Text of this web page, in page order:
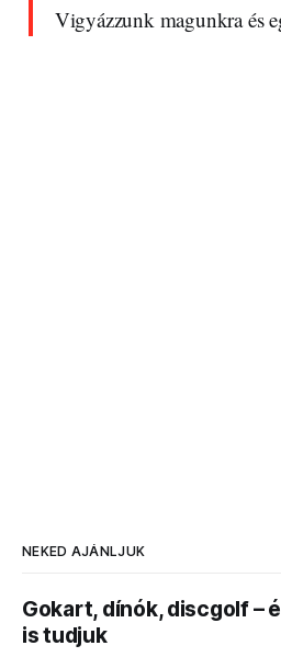
Vigyázzunk magunkra és
NEKED AJÁNLJUK
Gokart, dínók, discgolf –
is tudjuk